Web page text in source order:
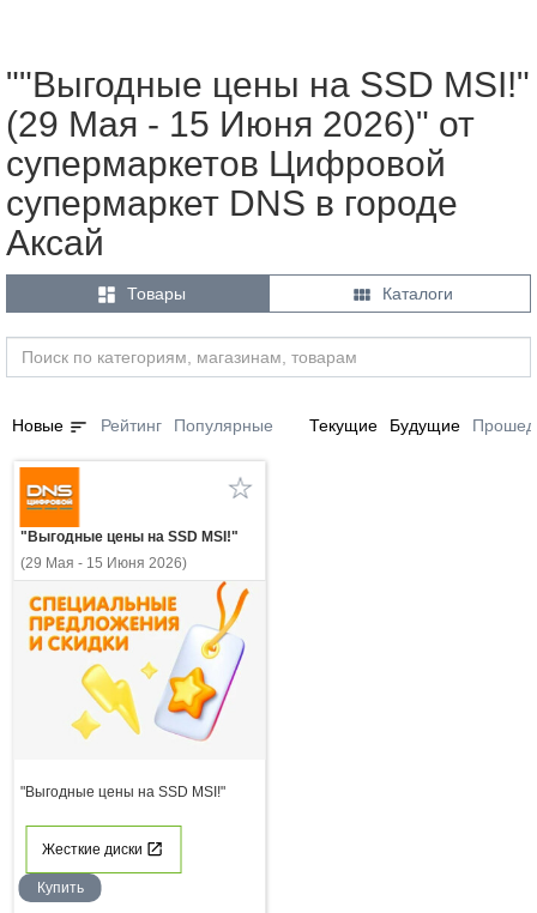
""Выгодные цены на SSD MSI!"
(29 Мая - 15 Июня 2026)" от
супермаркетов Цифровой
супермаркет DNS в городе
Аксай
 Товары  Каталоги
Новые sort Рейтинг Популярные Текущие Будущие
"Выгодные цены на SSD MSI!"
(29 Мая - 15 Июня 2026)
"Выгодные цены на SSD MSI!"
Жесткие диски
Купить